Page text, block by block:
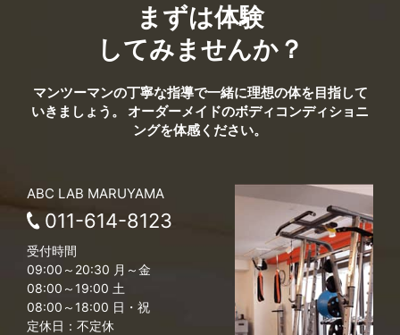
まずは体験
してみませんか？
マンツーマンの丁寧な指導で一緒に理想の体を目指して
いきましょう。
オーダーメイドのボディコンディショニ
ングを体感ください。
ABC LAB MARUYAMA
011-614-8123
受付時間
09:00～20:30 月～金
08:00～19:00 土
08:00～18:00 日・祝
定休日：不定休